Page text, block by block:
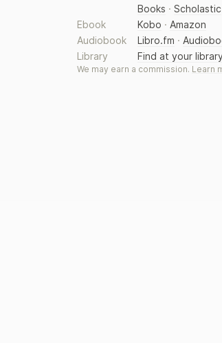
Books · Scholastic
Ebook
Kobo · Amazon
Audiobook
Libro.fm ·
Library
Find at your
We may earn a commission. Learn